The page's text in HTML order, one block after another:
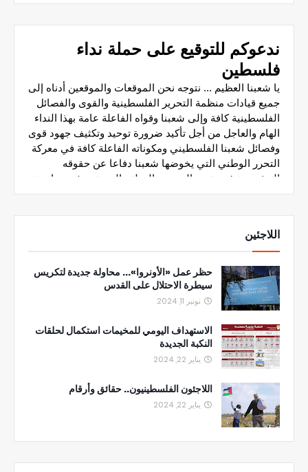
اللاجئين
حظر عمل «الأونروا»... محاولة جديدة لتكريس
سيطرة الاحتلال على القدس
نونبر 11, 2024
الاستهداف اليومي للمخيمات استكمال لحلقات
النكبة الجديدة
يناير 22, 2024
اللاجئون الفلسطينيون.. حقائق وأرقام
يناير 22, 2024